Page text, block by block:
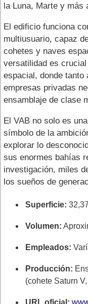
la Luna, Marte y más
El edificio funciona
multiusuario, capaz
cohetes y naves
versatilidad es
espacial, donde tanto
empresas privadas
ensamblaje de clase
El VAB no solo es
símbolo de la
explorar lo
sus enormes bahías
investigación, miles
los sueños de
Superficie:
Volumen:
Empleados:
Producción:
(cohete Saturn
URL oficial: